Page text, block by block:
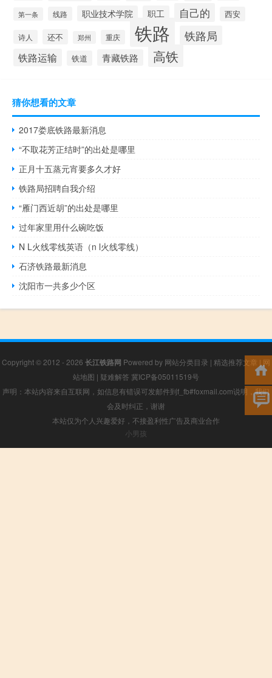
第一条 线路 职业技术学院 职工 自己的 西安
诗人 还不 郑州 重庆 铁路 铁路局
铁路运输 铁道 青藏铁路 高铁
猜你想看的文章
2017娄底铁路最新消息
“不取花芳正结时”的出处是哪里
正月十五蒸元宵要多久才好
铁路局招聘自我介绍
“雁门西近胡”的出处是哪里
过年家里用什么碗吃饭
N L火线零线英语（n l火线零线）
石济铁路最新消息
沈阳市一共多少个区
Copyright © 2012 - 2026 长江铁路网 Powered by 网站分类目录 | 精选推荐文章 | 网
站地图 | 疑难解答 冀ICP备05011519号
声明：本站内容来自互联网，如信息有错误可发邮件到f_fb#foxmail.com说明，我们
会及时纠正，谢谢
本站仅为个人兴趣爱好，不接盈利性广告及商业合作
小男孩